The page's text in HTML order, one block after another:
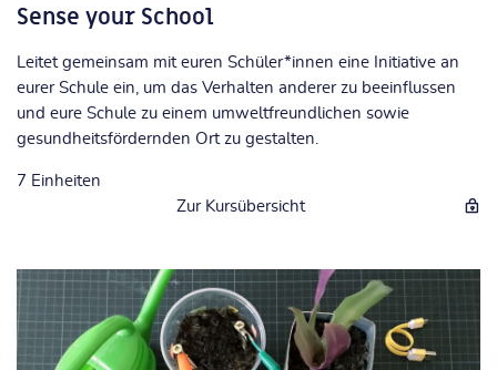
Sense your School
Leitet gemeinsam mit euren Schüler*innen eine Initiative an
eurer Schule ein, um das Verhalten anderer zu beeinflussen
und eure Schule zu einem umweltfreundlichen sowie
gesundheitsfördernden Ort zu gestalten.
7 Einheiten
Zur Kursübersicht